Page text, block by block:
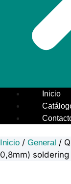
Inicio
Inicio / General /
0,8mm)